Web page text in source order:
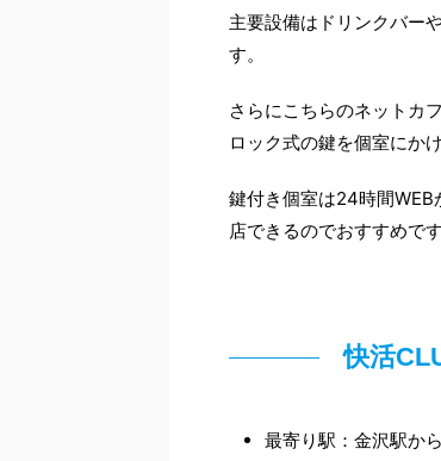
主要設備はドリンクバー
す。
さらにこちらのネットカ
ロック式の鍵を個室にか
鍵付き個室は24時間WEB
店できるのでおすすめです
快活
最寄り駅：金沢駅か